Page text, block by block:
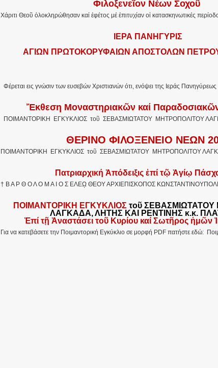
Φιλοξενεῖον Νέων Σοχοῦ
Χάριτι Θεοῦ ὁλοκληρώθησαν καί ἐφέτος μέ ἐπιτυχίαν οἱ κατασκηνωτικές
ΙΕΡΑ ΠΑΝΗΓΥΡΙΣ
ΑΓΙΩΝ ΠΡΩΤΟΚΟΡΥΦΑΙΩΝ ΑΠΟΣΤΟΛΩΝ
Φέρεται εις γνώσιν των ευσεβών Χριστιανών ότι, ενόψει της Ιεράς
Ἔκθεση Μοναστηριακῶν καί
ΠΟΙΜΑΝΤΟΡΙΚΗ ΕΓΚΥΚΛΙΟΣ τοῦ ΣΕΒΑΣΜΙΩΤΑΤΟΥ ΜΗΤΡΟΠΟΛΙΤΟΥ
ΘΕΡΙΝΟ ΦΙΛΟΞΕΝΕΙΟ ΝΕΩΝ
ΠΟΙΜΑΝΤΟΡΙΚΗ ΕΓΚΥΚΛΙΟΣ τοῦ ΣΕΒΑΣΜΙΩΤΑΤΟΥ ΜΗΤΡΟΠΟΛΙΤΟΥ
Πατριαρχική Ἀπόδειξις ἐπί τῷ Ἁγίῳ
† Β Α Ρ Θ Ο Λ Ο Μ Α Ι Ο Σ ΕΛΕῼ ΘΕΟΥ ΑΡΧΙΕΠΙΣΚΟΠΟΣ
ΠΟΙΜΑΝΤΟΡΙΚΗ ΕΓΚΥΚΛΙΟΣ τοῦ
ΛΑΓΚΑΔΑ, ΛΗΤΗΣ ΚΑΙ ΡΕΝΤΙΝΗΣ κ.κ.
Ἐπί τῇ Ἀναστάσει τοῦ Κυρίου καί Σωτῆρος ἡμῶν
Για να κατεβάσετε την Ποιμαντορική Εγκύκλιο σε μορφή PDF πατήστε εδώ: